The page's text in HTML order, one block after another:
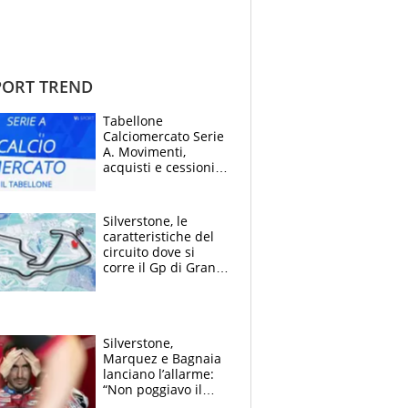
TREND
Tabellone
Calciomercato Serie
A. Movimenti,
acquisti e cessioni:
Silverstone, le
caratteristiche del
circuito dove si
corre il Gp di Gran
Silverstone,
Marquez e Bagnaia
lanciano l’allarme:
“Non poggiavo il